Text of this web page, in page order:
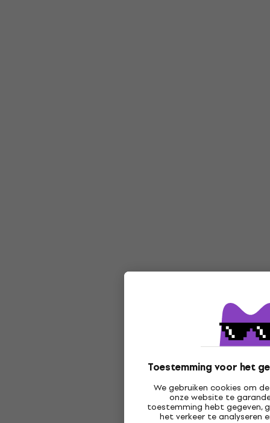
Toestemming voor het
We gebruiken cookies om
onze website te
toestemming hebt gegeven,
het verkeer te analyseren